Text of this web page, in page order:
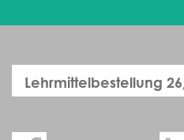
Lehrmittelbestellung